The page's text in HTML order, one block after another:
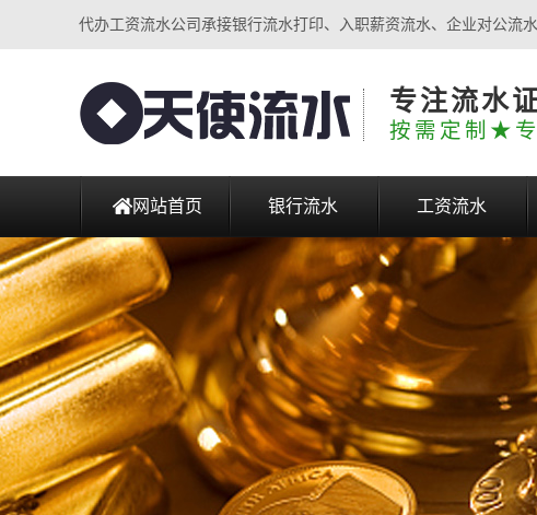
代办工资流水公司承接银行流水打印、入职薪资流水、企业对公流
专注流水
按需定制★
网站首页 银行流水 工资流水